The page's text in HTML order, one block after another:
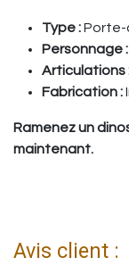
Type :Porte-
Personnage :
Articulations
Fabrication :
Ramenez un
maintenant.
Avis client :